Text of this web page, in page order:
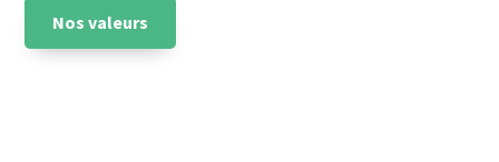
Nos valeurs